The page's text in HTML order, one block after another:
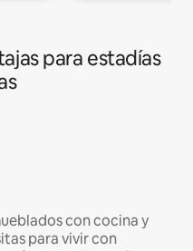
para estadías
con cocina y
para vivir con